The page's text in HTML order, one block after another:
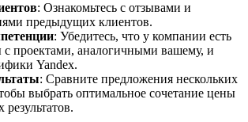
: Ознакомьтесь с отзывами и
предыдущих клиентов.
: Убедитесь, что у компании есть
с проектами, аналогичными вашему, и
Yandex.
: Сравните предложения нескольких
выбрать оптимальное сочетание цены